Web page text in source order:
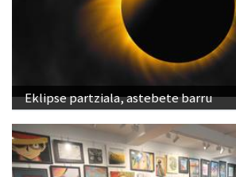
Eklipse partziala, astebete barru